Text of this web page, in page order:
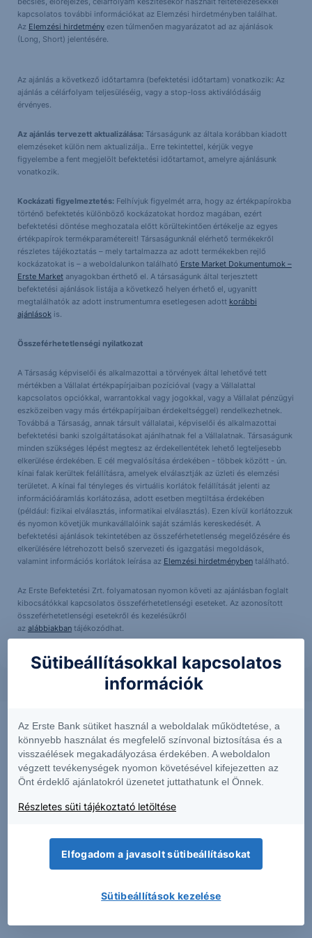
kapcsolatos további információkat az Elemzési hirdetményben találhat.
Az Elemzési hirdetményezen túlmenően magyarázatot ad az ajánlások
(Long, Short) jelentésére.
Az ajánlás a következő időtartamra (befektetési időtartam) vonatkozik: Az
ajánlás a célárfolyam teljesüléséig, vagy a stop-loss aktiválódásáig
érvényes.
Az ajánlás tervezett aktualizálása:Társaságunk az általa korábban kiadott
elemzéseket külön nem aktualizálja.. Erre tekintettel, kérjük vegye
figyelembe a fent megjelölt befektetési időtartamot, amelyre ajánlásunk
vonatkozik.
Kockázati figyelmeztetés:Felhívjuk figyelmét arra, hogy az értékpapírokba
történő befektetés különböző kockázatokat hordoz magában, ezért
befektetési döntése meghozatala előtt körültekintően értékelje az egyes
értékpapírok termékparamétereit! Társaságunknál elérhető termékekről
részletes tájékoztatás – mely tartalmazza az adott termékekben rejlő
kockázatokat is – a weboldalunkon található Erste Market Dokumentumok –
Erste Marketanyagokban érthető el. A társaságunk által terjesztett
befektetési ajánlások listája a következő helyen érhető el, ugyanitt
megtalálhatók az adott instrumentumra esetlegesen adott korábbi
ajánlásokis.
Összeférhetetlenségi nyilatkozat
A Társaság képviselői és alkalmazottai a törvények által lehetővé tett
mértékben a Vállalat értékpapírjaiban pozícióval (vagy a Vállalattal
kapcsolatos opciókkal, warrantokkal vagy jogokkal, vagy a Vállalat pénzügyi
eszközeiben vagy más értékpapírjaiban érdekeltséggel) rendelkezhetnek.
Továbbá a Társaság, annak társult vállalatai, képviselői és alkalmazottai
befektetési banki szolgáltatásokat ajánlhatnak fel a Vállalatnak. Társaságunk
minden szükséges lépést megtesz az érdekellentétek lehető legteljesebb
elkerülése érdekében. E cél megvalósítása érdekében - többek között - ún.
kínai falak kerültek felállításra, amelyek elválasztják az üzleti és elemzési
területet. A kínai fal tényleges és virtuális korlátok felállítását jelenti az
információáramlás korlátozása, adott esetben megtiltása érdekében
(például: fizikai elválasztás, informatikai elválasztás). Ezen kívül korlátozzuk
és nyomon követjük munkavállalóink saját számlás kereskedését. A
befektetési ajánlások tekintetében az összeférhetetlenség megelőzésére és
elkerülésére létrehozott belső szervezeti és igazgatási megoldások,
valamint információs korlátok leírása az Elemzési hirdetménybentalálható.
Az Erste Befektetési Zrt. folyamatosan nyomon követi az ajánlásban foglalt
kibocsátókkal kapcsolatos összeférhetetlenségi eseteket. Az azonosított
összeférhetetlenségi esetekről és kezelésükről
az alábbiakbantájékozódhat.
MTel: Változatlan második negyedéves
Sütibeállításokkal kapcsolatos
információk
Az Erste Bank sütiket használ a weboldalak működtetése, a
könnyebb használat és megfelelő színvonal biztosítása és a
visszaélések megakadályozása érdekében. A weboldalon
végzett tevékenységek nyomon követésével kifejezetten az
Önt érdeklő ajánlatokról üzenetet juttathatunk el Önnek.
Részletes süti tájékoztató letöltése
Elfogadom a javasolt sütibeállításokat
Sütibeállítások kezelése